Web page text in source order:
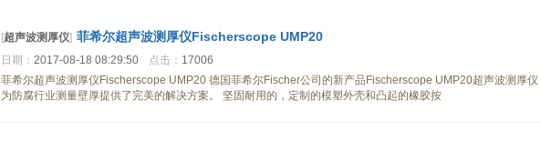
[超声波测厚仪] 菲希尔超声波测厚仪Fischerscope UMP20
日期： 2017-08-18 08:29:50 点击： 17006
菲希尔超声波测厚仪Fischerscope UMP20 德国菲希尔Fischer公司的新产品Fischerscope UMP20超声波测厚仪
为防腐行业测量壁厚提供了完美的解决方案。 坚固耐用的，定制的模塑外壳和凸起的橡胶按